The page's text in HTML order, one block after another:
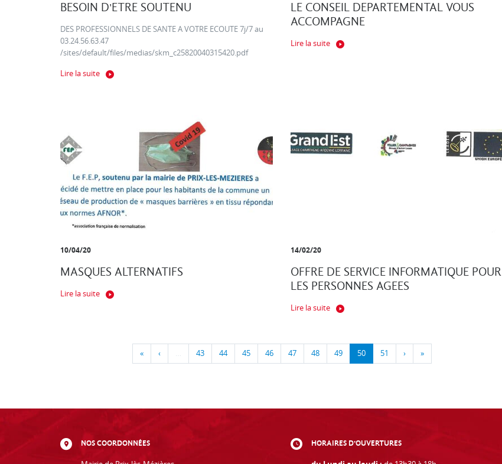
BESOIN D'ETRE SOUTENU
DES PROFESSIONNELS DE SANTE A VOTRE ECOUTE 7j/7 au
03.24.56.63.47
/sites/default/files/medias/skm_c25820040315420.pdf
Lire la suite
LE CONSEIL DEPARTEMENTAL VOUS
ACCOMPAGNE
Lire la suite
10/04/20
MASQUES ALTERNATIFS
Lire la suite
14/02/20
OFFRE DE SERVICE INFORMATIQUE POUR
LES PERSONNES AGEES
Lire la suite
« ‹ … 43 44 45 46 47 48 49 50 51 › »
NOS COORDONNÉES HORAIRES D'OUVERTURES